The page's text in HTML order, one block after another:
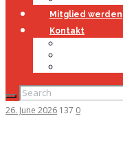
Mitglied werden
Kontakt
26. June 2026 137 0